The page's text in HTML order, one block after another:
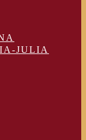
JULIA